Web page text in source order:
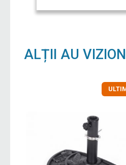
ALȚII AU